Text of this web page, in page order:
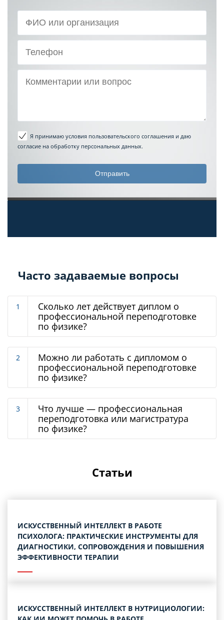
Я принимаю условия пользовательского соглашения и даю
согласие на обработку персональных данных.
Часто задаваемые вопросы
Сколько лет действует диплом о
профессиональной переподготовке
по физике?
Можно ли работать с дипломом о
профессиональной переподготовке
по физике?
Что лучше — профессиональная
переподготовка или магистратура
по физике?
Статьи
ИСКУССТВЕННЫЙ ИНТЕЛЛЕКТ В РАБОТЕ
ПСИХОЛОГА: ПРАКТИЧЕСКИЕ ИНСТРУМЕНТЫ ДЛЯ
ДИАГНОСТИКИ, СОПРОВОЖДЕНИЯ И ПОВЫШЕНИЯ
ЭФФЕКТИВНОСТИ ТЕРАПИИ
ИСКУССТВЕННЫЙ ИНТЕЛЛЕКТ В НУТРИЦИОЛОГИИ: